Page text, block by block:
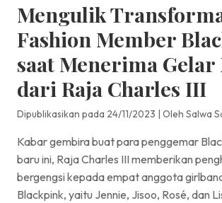
Mengulik
Fashion Member
saat Menerima Gelar
dari Raja Charles III
Dipublikasikan pada 24/11/2023 | Oleh Salwa
Kabar gembira buat para penggemar
baru ini, Raja Charles III memberikan
bergengsi kepada empat anggota
Blackpink, yaitu Jennie, Jisoo, Rosé, dan